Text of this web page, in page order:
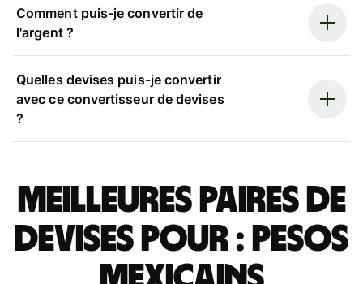
Comment puis-je convertir de
l'argent ?
Quelles devises puis-je convertir
avec ce convertisseur de devises
?
Meilleures paires de
devises pour : pesos